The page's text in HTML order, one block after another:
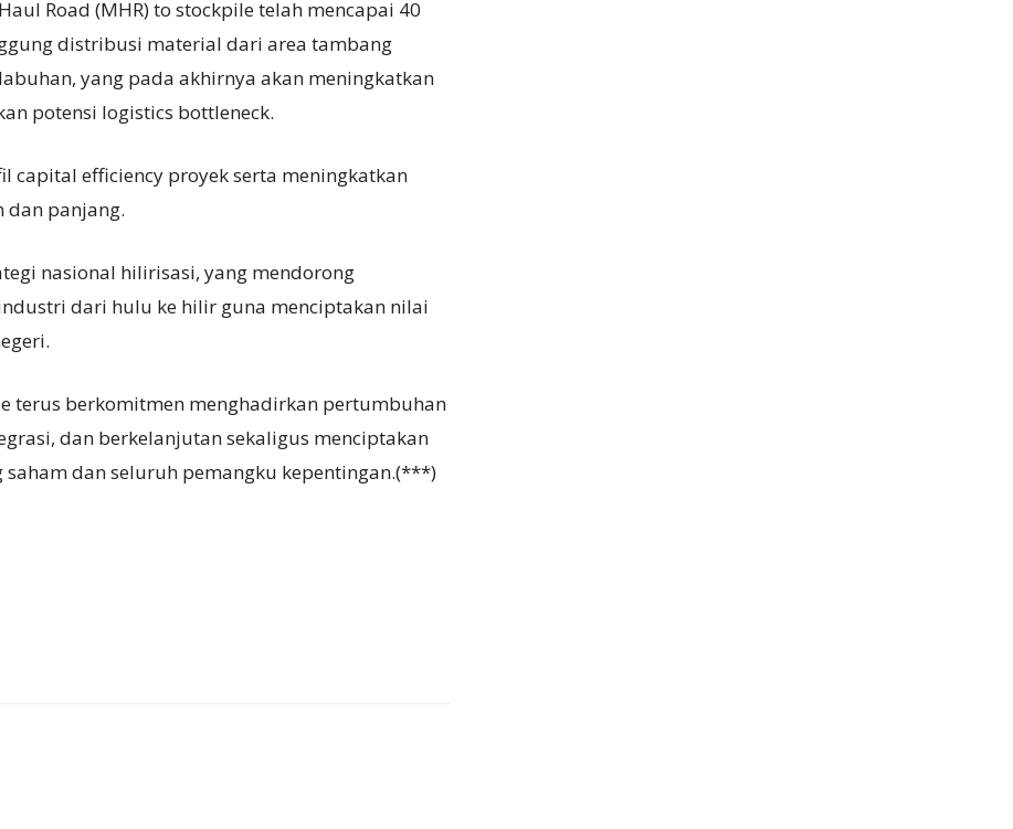
Road (MHR) to stockpile telah mencapai 40
distribusi material dari area tambang
yang pada akhirnya akan meningkatkan
potensi logistics bottleneck.
capital efficiency proyek serta meningkatkan
dan panjang.
nasional hilirisasi, yang mendorong
dari hulu ke hilir guna menciptakan nilai
terus berkomitmen menghadirkan pertumbuhan
dan berkelanjutan sekaligus menciptakan
dan seluruh pemangku kepentingan.(***)